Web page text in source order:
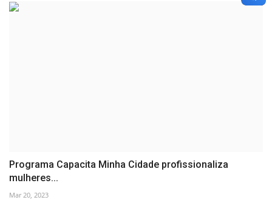
Programa Capacita Minha Cidade profissionaliza
mulheres...
Mar 20, 2023